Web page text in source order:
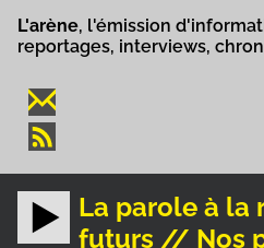
L'arène, l'émission
reportages, interviews,
La parole à la
futurs // Nos